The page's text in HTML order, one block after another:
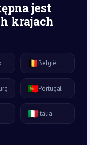
jest
krajach
🇧🇪België
🇵🇹Portugal
🇮🇹Italia